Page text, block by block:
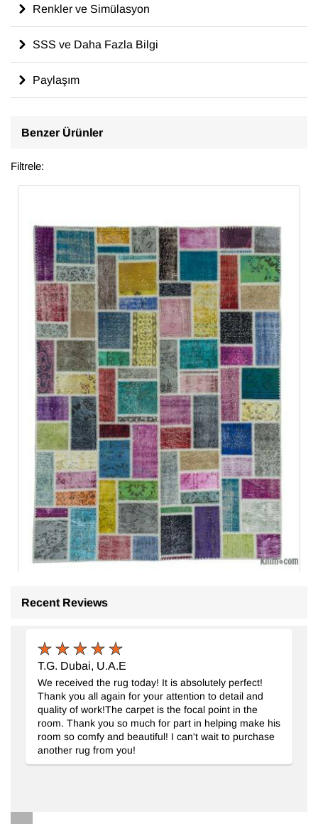
Renkler ve Simülasyon
SSS ve Daha Fazla Bilgi
Paylaşım
Benzer Ürünler
Filtrele:
25.187TL
Recent Reviews
T.G. Dubai, U.A.E
We received the rug today! It is absolutely perfect!
Thank you all again for your attention to detail and
quality of work!The carpet is the focal point in the
room. Thank you so much for part in helping make his
room so comfy and beautiful! I can't wait to purchase
another rug from you!